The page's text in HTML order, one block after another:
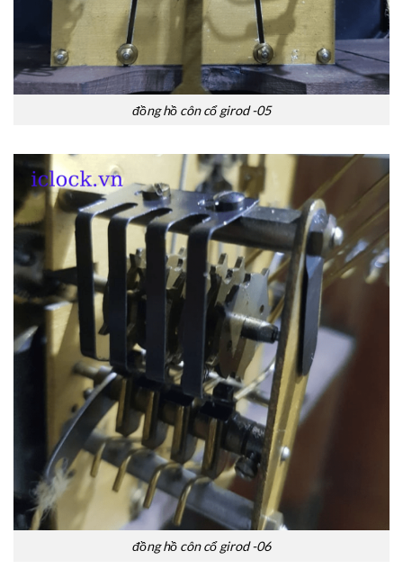
đồng hồ côn cổ girod -05
đồng hồ côn cổ girod -06